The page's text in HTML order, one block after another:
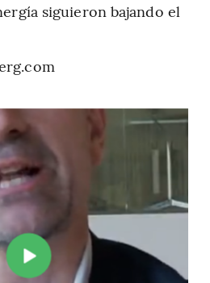
siguieron bajando el